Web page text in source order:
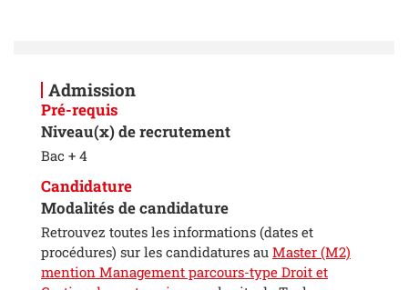
Admission
Pré-requis
Niveau(x) de recrutement
Bac + 4
Candidature
Modalités de candidature
Retrouvez toutes les informations (dates et
procédures) sur les candidatures au Master (M2)
mention Management parcours-type Droit et